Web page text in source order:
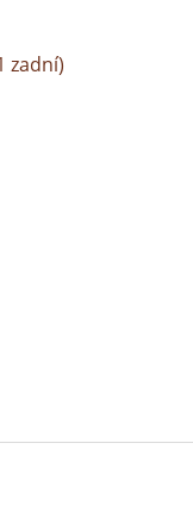
zadní)